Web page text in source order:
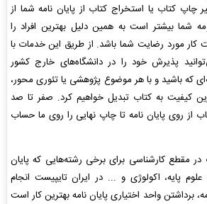
چاپ کتاب یا استخراج کتاب از پایان نامه شما از
شما بیشتر است به همین دلیل بهترین افراد را
کار مورد رضایت شما باشد. از طریق این خدمات با
پذیرش خود را در دانشگاه‌های خارج کشور
که باشید و با هر موضوع پژوهشی یا تئوری محور،
کیفیت به کتاب تبدیل خواهیم کرد. صفر تا صد
از روی پایان نامه تا چاپ نهایی را روی ما حساب
در مقطع کارشناسی برای برخی رشته‌هایی که پایان
پایه، اکولوژی و ... در ایران تایپیست انجام
برداشتن واحد اختیاری پایان نامه بهترین کار است